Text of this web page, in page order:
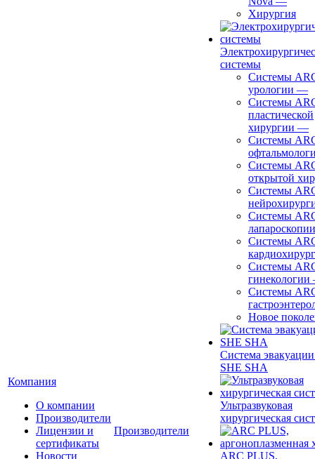
Компания
О компании
Производители
Лицензии и
сертификаты
Новости
Производители
Хирургия
системы
Системы
урологии —
Системы
пластической
хирургии —
Системы
Системы
открытой
Системы
Системы
лапароскопии
Системы
Системы
гинекологии
Системы
Новое
Система
SHE SHA
Ультразвуковая
хирургическая
ARC PLUS,